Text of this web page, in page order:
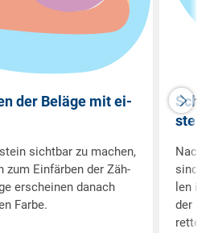
der Be­lä­ge mit ei­
sicht­bar zu ma­chen,
zum Ein­fär­ben der Zäh­
er­schei­nen da­nach
Far­be.
stein
sind,
len in
der
ret­ten